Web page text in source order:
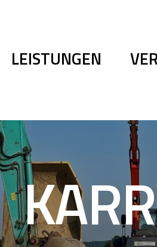
LEISTUNGEN